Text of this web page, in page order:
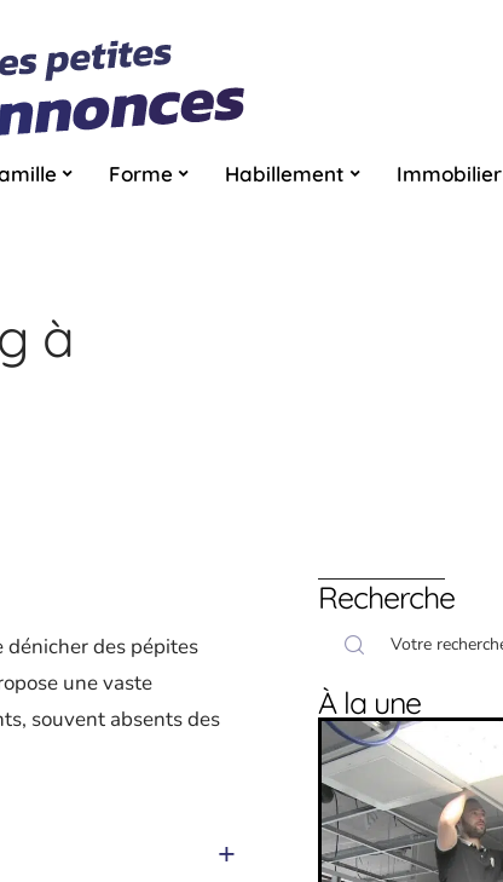
Forme Habillement Immobilier
à
des pépites
une vaste
souvent absents des
Recherche
À la une